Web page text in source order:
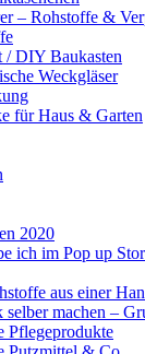
– Rohstoffe &
DIY Baukasten
Weckgläser
für Haus & Garten
2020
ich im Pop up
aus einer
machen –
Pflegeprodukte